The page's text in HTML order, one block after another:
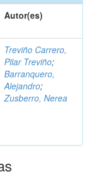
Autor(es)
Treviño Carrero,
Pilar Treviño;
Barranquero,
Alejandro;
Zusberro, Nerea